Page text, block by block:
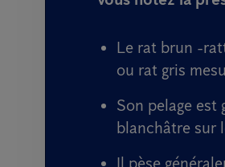
Le rat brun -
ou rat gris
Son pelage est
blanchâtre sur
Il pèse